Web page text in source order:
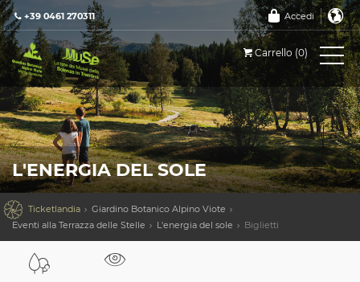
+39 0461 270311 Accedi
Carrello (0)
L'ENERGIA DEL SOLE
 Ticketlandia
Giardino Botanico Alpino Viote
Eventi alla Terrazza delle Stelle
L'energia del sole Biglietti